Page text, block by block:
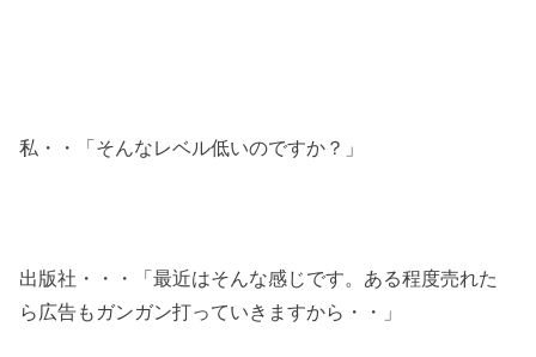
私・・「そんなレベル低いのですか？」
出版社・・・「最近はそんな感じです。ある程度売れた
ら広告もガンガン打っていきますから・・」